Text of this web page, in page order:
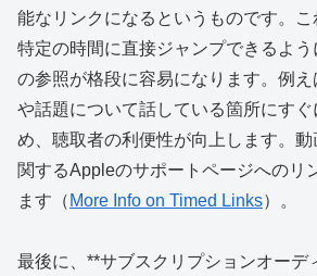
能なリンクになるというものです。
特定の時間に直接ジャンプできるよ
の参照が格段に容易になります。例
や話題について話している箇所にす
め、聴取者の利便性が向上します。
関するAppleのサポートページへのリ
ます（ More Info on Timed Links）。
最後に、**サブスクリプションオーデ